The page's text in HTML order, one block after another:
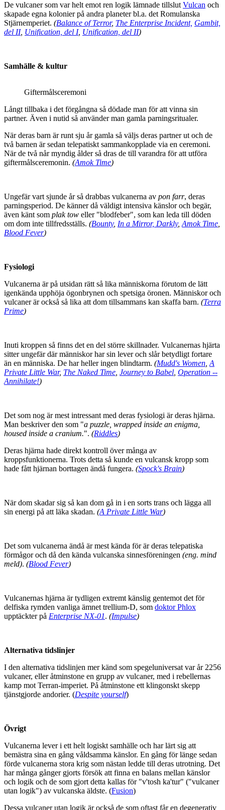
De vulcaner som var helt emot ren logik lämnade tillslut Vulcan och
skapade egna kolonier på andra planeter bl.a. det Romulanska
Stjärnemperiet. (Balance of Terror, The Enterprise Incident, Gambit,
del II, Unification, del I, Unification, del II)
Samhälle & kultur
Giftermålsceremoni
Långt tillbaka i det förgångna så dödade man för att vinna sin
partner. Även i nutid så använder man gamla parningsritualer.
När deras barn är runt sju år gamla så väljs deras partner ut och de
två barnen är sedan telepatiskt sammankopplade via en ceremoni.
När de två når myndig ålder så dras de till varandra för att utföra
giftermålsceremonin. (Amok Time)
Ungefär vart sjunde år så drabbas vulcanerna av pon farr, deras
parningsperiod. De känner då väldigt intensiva känslor och begär,
även känt som plak tow eller "blodfeber", som kan leda till döden
om dom inte tillfredsställs. (Bounty, In a Mirror, Darkly, Amok Time
Blood Fever)
Fysiologi
Vulcanerna är på utsidan rätt så lika människorna förutom de lätt
igenkända upphöja ögonbrynen och spetsiga öronen. Människor och
vulcaner är också så lika att dom tillsammans kan skaffa barn. (Terra
Prime)
Inuti kroppen så finns det en del större skillnader. Vulcanernas hjärta
sitter ungefär där människor har sin lever och slår betydligt fortare
än en människa. De har heller ingen blindtarm. (Mudd's Women A
Private Little War, The Naked Time Journey to Babel Operation --
Annihilate!)
Det som nog är mest intressant med deras fysiologi är deras hjärna.
Man beskriver den som "a puzzle, wrapped inside an enigma,
housed inside a cranium.". (Riddles)
Deras hjärna hade direkt kontroll över många av
kroppsfunktionerna. Trots detta så kunde en vulcansk kropp som
hade fått hjärnan borttagen ändå fungera. (Spock's Brain)
När dom skadar sig så kan dom gå in i en sorts trans och lägga all
sin energi på att läka skadan. (A Private Little War)
Det som vulcanerna ändå är mest kända för är deras telepatiska
förmågor och då den kända vulcanska sinnesföreningen (eng. mind
meld). (Blood Fever)
Vulcanernas hjärna är tydligen extremt känslig gentemot det för
delfiska rymden vanliga ämnet trellium-D, som doktor Phlox
upptäckter på Enterprise NX-01. (Impulse)
Alternativa tidslinjer
I den alternativa tidslinjen mer känd som spegeluniversat var år 2256
vulcaner, eller åtminstone en grupp av vulcaner, med i rebellernas
kamp mot Terran-imperiet. På åtminstone ett klingonskt skepp
tjänstgjorde andorier. (Despite yourself)
Övrigt
Vulcanerna lever i ett helt logiskt samhälle och har lärt sig att
bemästra sina en gång våldsamma känslor. En gång för länge sedan
förde vulcanerna stora krig som nästan ledde till deras utrotning. Det
har många gånger gjorts försök att finna en balans mellan känslor
och logik och de som gjort detta kallas för "v'tosh ka'tur" ("vulcaner
utan logik") av vulcanska äldste. (Fusion)
Dessa vulcaner utan logik är också de som oftast får en degenerativ